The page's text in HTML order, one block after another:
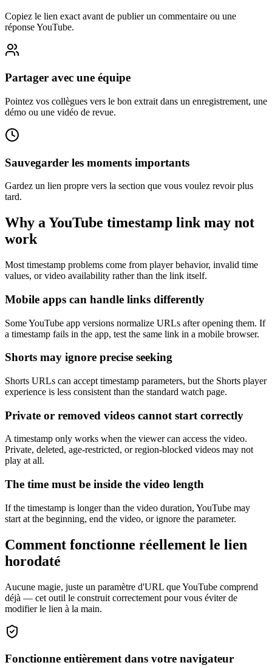
Copiez le lien exact avant de publier un commentaire ou une
réponse YouTube.
Partager avec une équipe
Pointez vos collègues vers le bon extrait dans un enregistrement, une
démo ou une vidéo de revue.
Sauvegarder les moments importants
Gardez un lien propre vers la section que vous voulez revoir plus
tard.
Why a YouTube timestamp link may not
work
Most timestamp problems come from player behavior, invalid time
values, or video availability rather than the link itself.
Mobile apps can handle links differently
Some YouTube app versions normalize URLs after opening them. If
a timestamp fails in the app, test the same link in a mobile browser.
Shorts may ignore precise seeking
Shorts URLs can accept timestamp parameters, but the Shorts player
experience is less consistent than the standard watch page.
Private or removed videos cannot start correctly
A timestamp only works when the viewer can access the video.
Private, deleted, age-restricted, or region-blocked videos may not
play at all.
The time must be inside the video length
If the timestamp is longer than the video duration, YouTube may
start at the beginning, end the video, or ignore the parameter.
Comment fonctionne réellement le lien
horodaté
Aucune magie, juste un paramètre d'URL que YouTube comprend
déjà — cet outil le construit correctement pour vous éviter de
modifier le lien à la main.
Fonctionne entièrement dans votre navigateur